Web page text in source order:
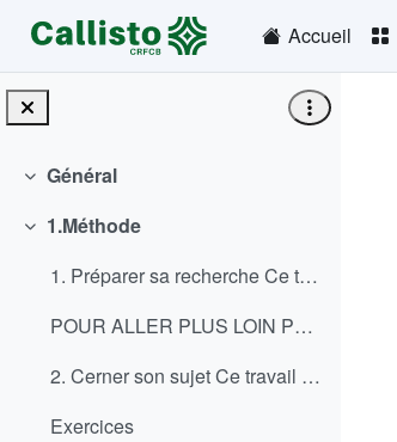
Passer au contenu principal
Accueil
Replier
Général
Replier
1.Méthode
1. Préparer sa recherche Ce travail préparatoir...
POUR ALLER PLUS LOIN Pour approfondir vos conna...
2. Cerner son sujet Ce travail préliminaire à la...
Exercices